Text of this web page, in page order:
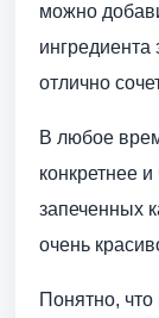
можно
отлично
В любое
конкретнее
запеченных
очень
Понятно,